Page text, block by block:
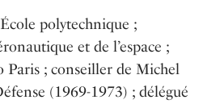
polytechnique ;
et de l’espace ;
Paris ; conseiller de Michel
(1969-1973) ; délégué